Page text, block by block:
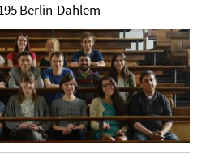
Berlin-Dahlem